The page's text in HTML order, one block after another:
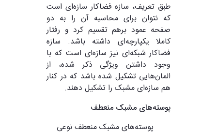
طبق تعریف، سازه فضاکار سازه‌ای است
که نتوان برای محاسبه آن را به دو
صفحه عمود برهم تقسیم کرد و رفتار
کاملا یکپارچه‌ای داشته باشد. سازه
فضاکار شبکه‌ای نیز سازه‌ای است که با
وجود داشتن ویژگی ذکر شده، از
المان‌هایی تشکیل شده باشد که در کنار
هم سازه‌ای مشبک را تشکیل دهند.
پوسته‌های مشبک منعطف
پوسته‌های مشبک منعطف نوعی